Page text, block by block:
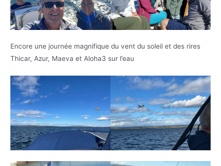
Encore une journée magnifique du vent du soleil et des rires
Thicar, Azur, Maeva et Aloha3 sur l’eau